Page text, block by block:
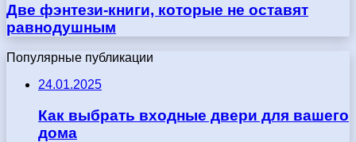
Две фэнтези-книги, которые не оставят
равнодушным
Популярные публикации
24.01.2025
Как выбрать входные двери для вашего
дома